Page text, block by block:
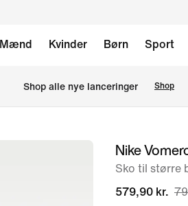
Mænd Kvinder Børn Sport
Shop alle nye lanceringer Shop
billedeNike
Sko til større
579,90 kr.